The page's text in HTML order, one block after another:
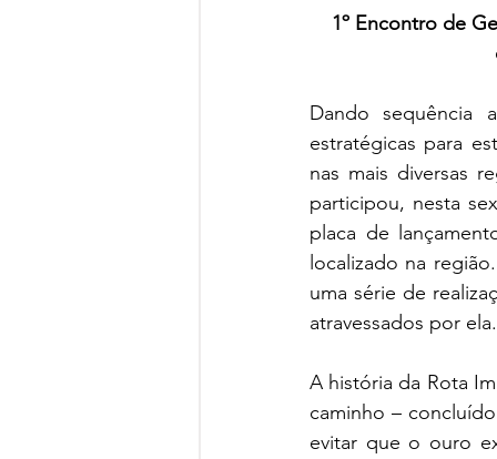
1º Encontro de
Dando sequência
estratégicas para
nas mais diversas
participou, nesta
placa de
localizado na
uma série de
atravessados por ela.
A história da Rota
caminho –
evitar que o ouro